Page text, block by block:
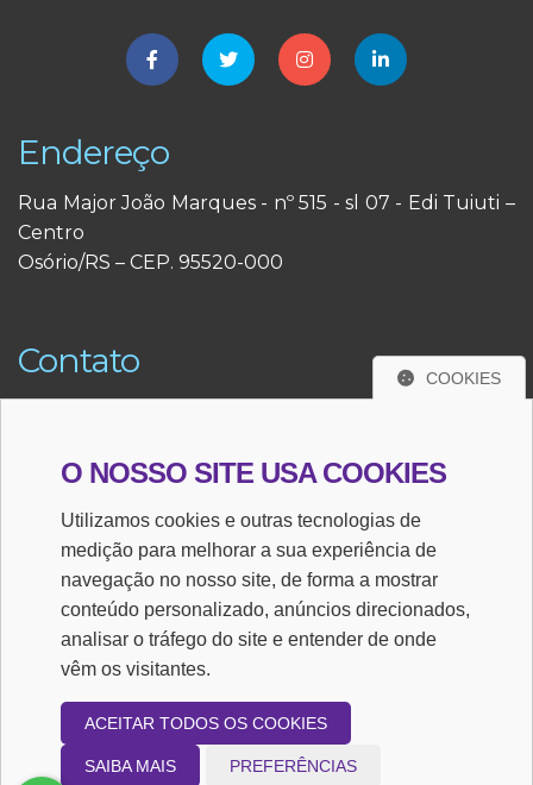
Endereço
Rua Major João Marques - nº 515 - sl 07 - Edi Tuiuti –
Centro
Osório/RS – CEP. 95520-000
Contato
(51) 98484-3291
E-mail
camargocontab@gmail.com
CRC/RS 8200/O
COOKIES
O NOSSO SITE USA COOKIES
Utilizamos cookies e outras tecnologias de
medição para melhorar a sua experiência de
navegação no nosso site, de forma a mostrar
conteúdo personalizado, anúncios direcionados,
analisar o tráfego do site e entender de onde
vêm os visitantes.
ACEITAR TODOS OS COOKIES
SAIBA MAIS PREFERÊNCIAS